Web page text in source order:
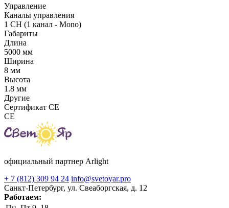
Управление
Каналы управления
1 CH (1 канал - Mono)
Габариты
Длина
5000 мм
Ширина
8 мм
Высота
1.8 мм
Другие
Сертификат CE
CE
официальный партнер Arlight
+ 7 (812) 309 94 24 info@svetoyar.pro
Санкт-Петербург, ул. Свеаборгская, д. 12
Работаем: